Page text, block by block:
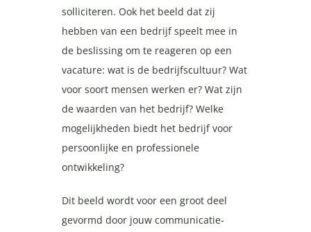
solliciteren. Ook het beeld dat zij
hebben van een bedrijf speelt mee in
de beslissing om te reageren op een
vacature: wat is de bedrijfscultuur? Wat
voor soort mensen werken er? Wat zijn
de waarden van het bedrijf? Welke
mogelijkheden biedt het bedrijf voor
persoonlijke en professionele
ontwikkeling?
Dit beeld wordt voor een groot deel
gevormd door jouw communicatie-